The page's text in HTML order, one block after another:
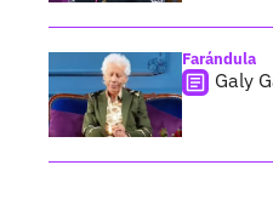
Farándula
Galy